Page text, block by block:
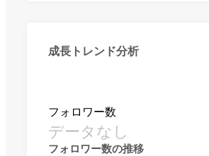
成長トレンド分析
フォロワー数
データなし
フォロワー数の推移